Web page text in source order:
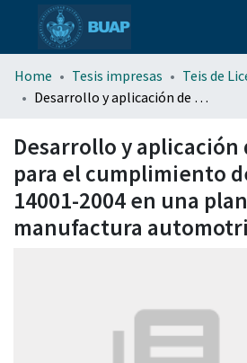
menu.section.about_menu
Home Tesis impresas
Teis de
Desarrollo y aplicación de estrategias para el cumplimiento de la norma ISO 14001-2004 en una planta de manufactura automotriz.
Desarrollo y
para el cumplimiento
14001-2004 en una
manufactura